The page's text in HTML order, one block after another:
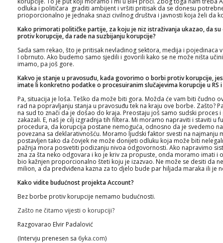
odluka i političara graditi ambijent i vršiti pritisak da se donesu
prioporcionalno je jednaka snazi civilnog društva i javnosti koja želi da
Kako primorati političke partije, za koju je niz istraživanja ukazao, da
protiv korupcije, da rade na suzbijanju korupcije?
Sada sam rekao, što je pritisak nevladinog sektora, medija i pojedinaca
I obrnuto. Ako budemo samo sjedili i govorili kako se ne može ništa
imamo, pa još gore.
Kakvo je stanje u pravosuđu, kada govorimo o borbi protiv korupcije,
imate li konkretno podatke o procesuiranim slučajevima korupcije u RS i
Pa, situacija je loša. Teško da može biti gora. Možda će vam biti čudno
rad na popravljanju stanja u pravosuđu tek na kraju ove borbe. Zašto?
na sud to znači da je došao do kraja. Preostaju još samo sudski proces
zakazali. E, naš je cilj izgradnja tih filtera. Mi moramo napraviti i staviti u
procedura, da korupcija postane nemoguća, odnosno da je svedemo
povezana sa deklarativnošću. Moramo ljudski faktor svesti na najmanju
postavljen tako da čovjek ne može donijeti odluku koja može biti
pažnja mora posvetiti podizanju nivoa odgovornosti. Ako napravimo
zna za šta neko odgovara i ko je kriv za propuste, onda moramo imati i
bio kažnjen proporcionalno šteti koju je izazvao. Ne može se desiti da
milion, a da predviđena kazna za to djelo bude par hiljada maraka ili je
Kako vidite budućnost projekta Account?
Bez borbe protiv korupcije nemamo budućnosti.
Zašto ne čitamo vijesti o korupciji?
Razgovarao Elvir Padalović
(Intervju prenesen sa 6yka.com)